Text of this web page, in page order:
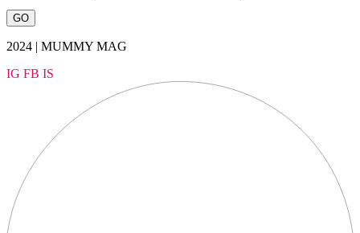
2024 | MUMMY MAG
IG FB IS